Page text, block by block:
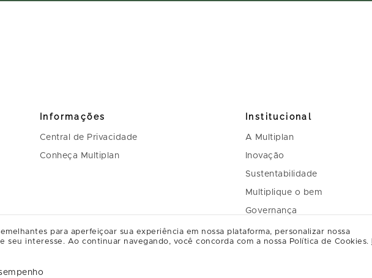
Informações
Central de Privacidade
Conheça Multiplan
Institucional
A Multiplan
Inovação
Sustentabilidade
Multiplique o bem
Governança
Relação com investidores
Regulamento Programa de
para aperfeiçoar sua experiência em nossa plataforma, personalizar nossa
seu interesse. Ao continuar navegando, você concorda com a nossa Política de Cookies.